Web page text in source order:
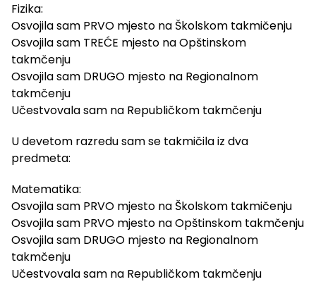
Fizika:
Osvojila sam PRVO mjesto na Školskom takmičenju
Osvojila sam TREĆE mjesto na Opštinskom
takmčenju
Osvojila sam DRUGO mjesto na Regionalnom
takmčenju
Učestvovala sam na Republičkom takmčenju
U devetom razredu sam se takmičila iz dva
predmeta:
Matematika:
Osvojila sam PRVO mjesto na Školskom takmičenju
Osvojila sam PRVO mjesto na Opštinskom takmčenju
Osvojila sam DRUGO mjesto na Regionalnom
takmčenju
Učestvovala sam na Republičkom takmčenju